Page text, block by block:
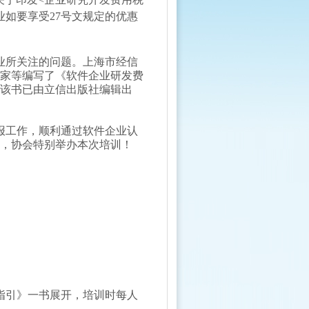
如要享受27号文规定的优惠
所关注的问题。上海市经信
等编写了《软件企业研发费
书已由立信出版社编辑出
作，顺利通过软件企业认
协会特别举办本次培训！
》一书展开，培训时每人